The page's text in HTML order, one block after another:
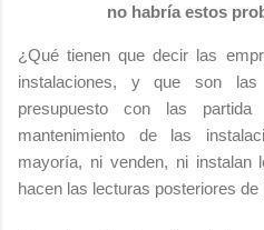
no habría estos
¿Qué tienen que decir las
instalaciones, y que son
presupuesto con las partida
mantenimiento de las
mayoría, ni venden, ni instalan
hacen las lecturas posteriores